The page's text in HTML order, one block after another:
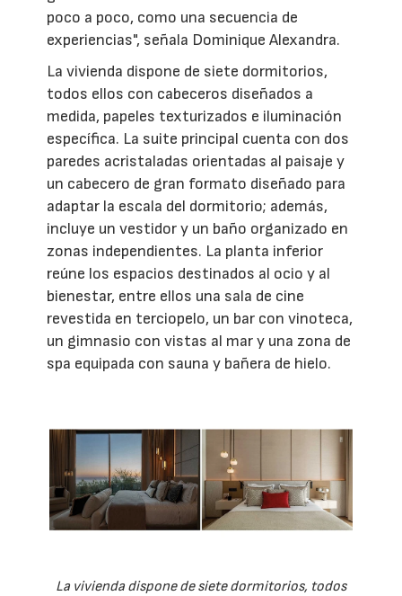
poco a poco, como una secuencia de
experiencias", señala Dominique Alexandra.
La vivienda dispone de siete dormitorios,
todos ellos con cabeceros diseñados a
medida, papeles texturizados e iluminación
específica. La suite principal cuenta con dos
paredes acristaladas orientadas al paisaje y
un cabecero de gran formato diseñado para
adaptar la escala del dormitorio; además,
incluye un vestidor y un baño organizado en
zonas independientes. La planta inferior
reúne los espacios destinados al ocio y al
bienestar, entre ellos una sala de cine
revestida en terciopelo, un bar con vinoteca,
un gimnasio con vistas al mar y una zona de
spa equipada con sauna y bañera de hielo.
La vivienda dispone de siete dormitorios, todos